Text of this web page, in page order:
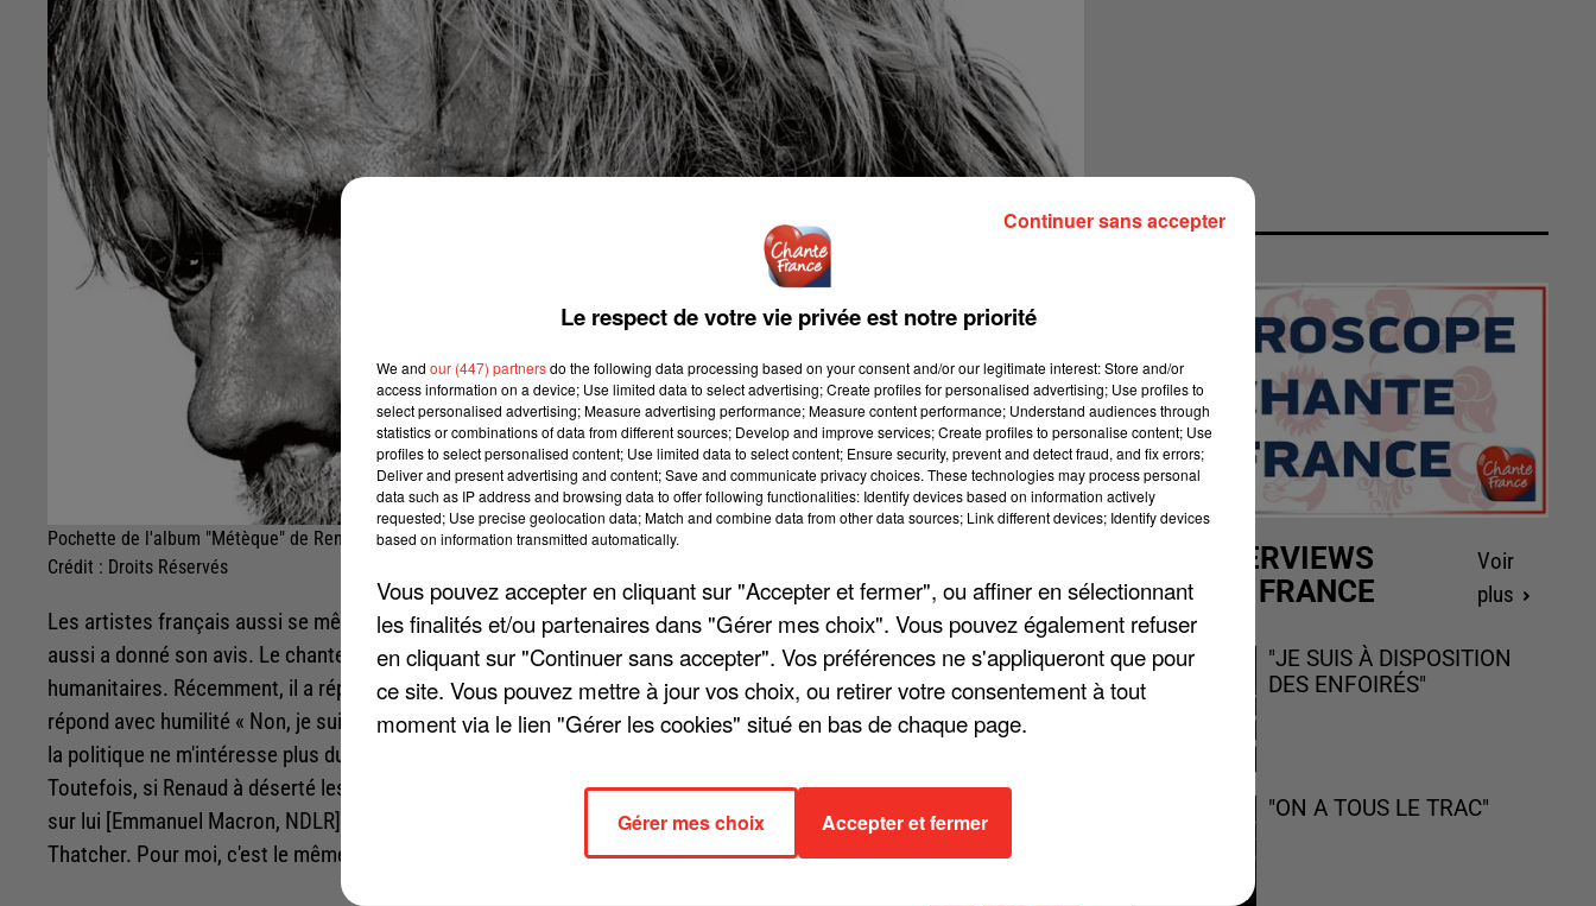
Pochette de l'album "Métèque" de Renaud
Crédit : Droits Réservés
Les artistes français aussi se mêlent au débat qui entoure la réforme des retraites récemment déployée. Renaud
aussi a donné son avis. Le chanteur affiche depuis longtemps son engagement pour les causes sociales et
humanitaires. Récemment, il a répondu à une interview au Parisien. Quand on lui demande s'il a manifesté le 1er mai, il
répond avec humilité « Non, je suis trop vieux pour ça. Je laisse la place aux jeunes ». Plus fataliste, il enchaîne : «
la politique ne m'intéresse plus du tout. La classe politique me désespère, je n'ai même plus envie de la critiquer
Toutefois, si Renaud à déserté les cortèges, il pourrait bien s'engager avec sa voix, et « peut-être écrire une chanson
sur lui [Emmanuel Macron, NDLR] ». L'artiste explique « J'en dirai du mal avec humour, comme j'ai fait avec Margaret
Thatcher. Pour moi, c'est le même style ». C'est dit.
LES INTERVIEWS
CHANTE FRANCE
Voir
plus
"JE SUIS À DISPOSITION
DES ENFOIRÉS"
"ON A TOUS LE TRAC"
Le respect de votre vie privée est notre priorité
We and our (447) partnersdo the following data processing based on your consent and/or our legitimate interest: Store and/or
access information on a device; Use limited data to select advertising; Create profiles for personalised advertising; Use profiles to
select personalised advertising; Measure advertising performance; Measure content performance; Understand audiences through
statistics or combinations of data from different sources; Develop and improve services; Create profiles to personalise content; Use
profiles to select personalised content; Use limited data to select content; Ensure security, prevent and detect fraud, and fix errors;
Deliver and present advertising and content; Save and communicate privacy choices. These technologies may process personal
data such as IP address and browsing data to offer following functionalities: Identify devices based on information actively
requested; Use precise geolocation data; Match and combine data from other data sources; Link different devices; Identify devices
based on information transmitted automatically.
Vous pouvez accepter en cliquant sur "Accepter et fermer", ou affiner en sélectionnant
les finalités et/ou partenaires dans "Gérer mes choix". Vous pouvez également refuser
en cliquant sur "Continuer sans accepter". Vos préférences ne s'appliqueront que pour
ce site. Vous pouvez mettre à jour vos choix, ou retirer votre consentement à tout
moment via le lien "Gérer les cookies" situé en bas de chaque page.
Gérer mes choix Accepter et fermer
Continuer sans accepter